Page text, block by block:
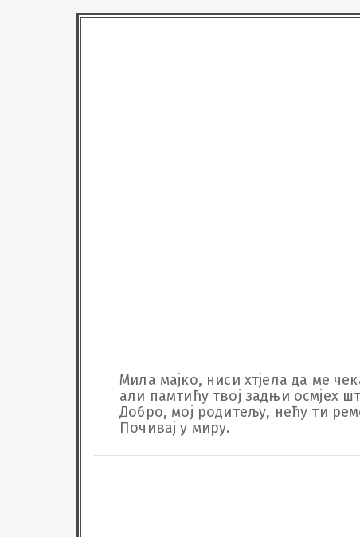
Мила мајко, ниси хтјела да ме
али памтићу твој задњи осмјех
Добро, мој родитељу, нећу ти
Почивај у миру.